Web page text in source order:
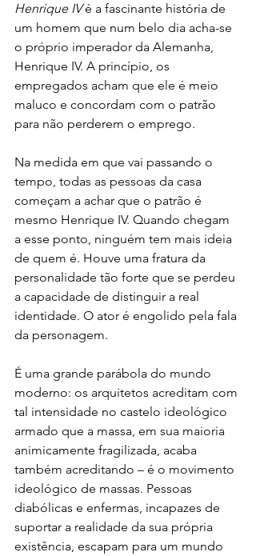
Henrique IV é a fascinante história de
um homem que num belo dia acha-se
o próprio imperador da Alemanha,
Henrique IV. A princípio, os
empregados acham que ele é meio
maluco e concordam com o patrão
para não perderem o emprego.
Na medida em que vai passando o
tempo, todas as pessoas da casa
começam a achar que o patrão é
mesmo Henrique IV. Quando chegam
a esse ponto, ninguém tem mais ideia
de quem é. Houve uma fratura da
personalidade tão forte que se perdeu
a capacidade de distinguir a real
identidade. O ator é engolido pela fala
da personagem.
É uma grande parábola do mundo
moderno: os arquitetos acreditam com
tal intensidade no castelo ideológico
armado que a massa, em sua maioria
animicamente fragilizada, acaba
também acreditando – é o movimento
ideológico de massas. Pessoas
diabólicas e enfermas, incapazes de
suportar a realidade da sua própria
existência, escapam para um mundo